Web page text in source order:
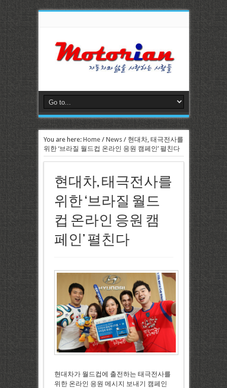
You are here: Home/ News/ 현대차, 태극전사를
위한 ‘브라질 월드컵 온라인 응원 캠페인’ 펼친다
현대차, 태극전사를
위한 ‘브라질 월드
컵 온라인 응원 캠
페인’ 펼친다
현대차가 월드컵에 출전하는 태극전사를
위한 온라인 응원 메시지 보내기 캠페인